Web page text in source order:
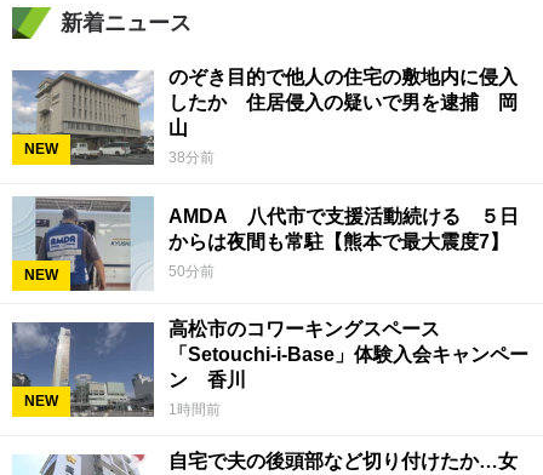
新着ニュース
NEW
のぞき目的で他人の住宅の敷地内に侵入
したか 住居侵入の疑いで男を逮捕 岡
山
38分前
NEW
AMDA 八代市で支援活動続ける ５日
からは夜間も常駐【熊本で最大震度7】
50分前
NEW
高松市のコワーキングスペース
「Setouchi-i-Base」体験入会キャンペー
ン 香川
1時間前
自宅で夫の後頭部など切り付けたか…女